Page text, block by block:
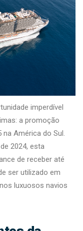
imperdível
a promoção
América do Sul.
2024, esta
de receber até
ser utilizado em
luxuosos navios